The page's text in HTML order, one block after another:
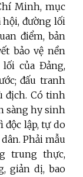
Minh, mục
hội, đường lối
điểm, bản
bảo vệ nền
của Đảng,
đấu tranh
địch. Có tinh
sàng hy sinh
độc lập, tự do
Phải mẫu
trung thực,
giản dị, bao